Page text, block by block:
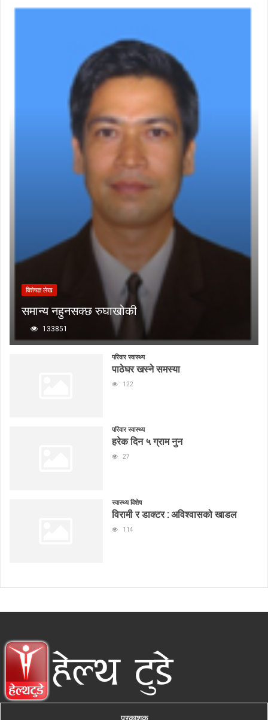
बिशेषज्ञ लेख
समान्य नहुनसक्छ रुघाखोकी
133851
परिवार स्वास्थ्य
पाठेघर खस्ने समस्या
122
परिवार स्वास्थ्य
हरेक दिन ५ ग्राम नुन
27
स्वास्थ्य विशेष
विरामी र डाक्टर : अविश्वासको खाडल
114